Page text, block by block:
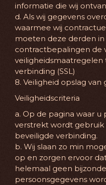
informatie die wij
d. Als wij gegevens
waarmee wij
moeten deze derden
contractbepalingen de
veiligheidsmaatregelen
verbinding (SSL)
8. Veiligheid opslag van
Veiligheidscriteria
a. Op de pagina waar u
verstrekt wordt gebruik
beveiligde verbinding.
b. Wij slaan zo min
op en zorgen ervoor
helemaal geen
persoonsgegevens